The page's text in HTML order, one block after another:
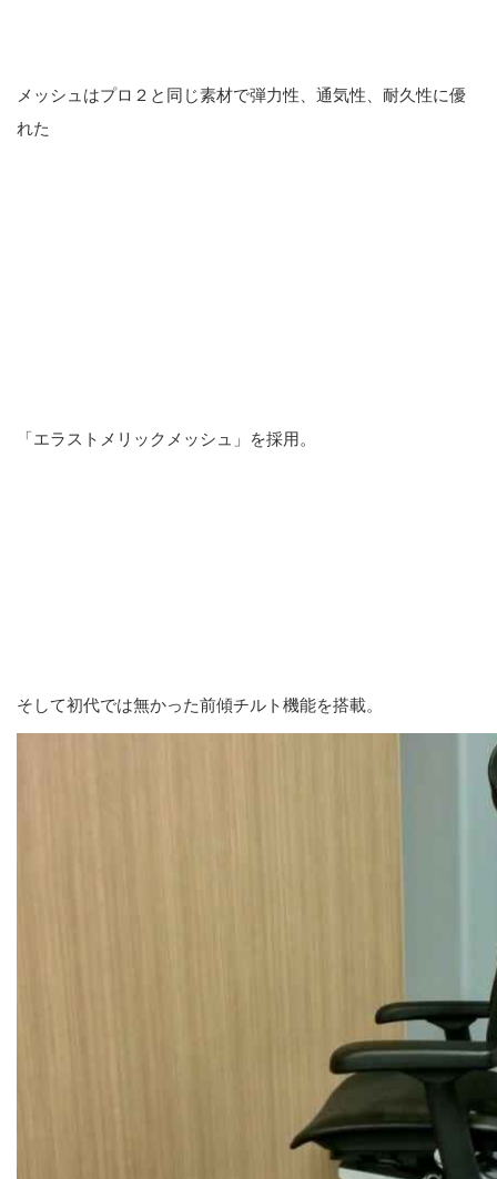
メッシュはプロ２と同じ素材で弾力性、通気性、耐久性に優
れた
「エラストメリックメッシュ」を採用。
そして初代では無かった前傾チルト機能を搭載。